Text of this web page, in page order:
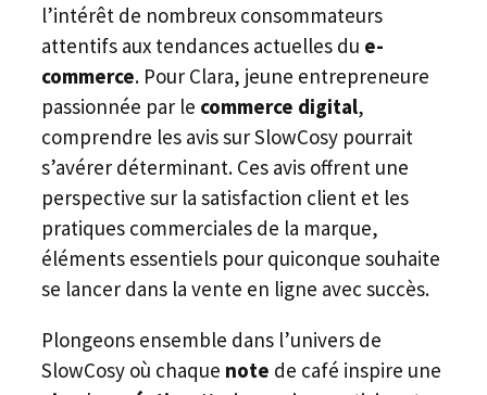
l’intérêt de nombreux consommateurs
attentifs aux tendances actuelles du e-
commerce. Pour Clara, jeune entrepreneure
passionnée par le commerce digital,
comprendre les avis sur SlowCosy pourrait
s’avérer déterminant. Ces avis offrent une
perspective sur la satisfaction client et les
pratiques commerciales de la marque,
éléments essentiels pour quiconque souhaite
se lancer dans la vente en ligne avec succès.
Plongeons ensemble dans l’univers de
SlowCosy où chaque note de café inspire une